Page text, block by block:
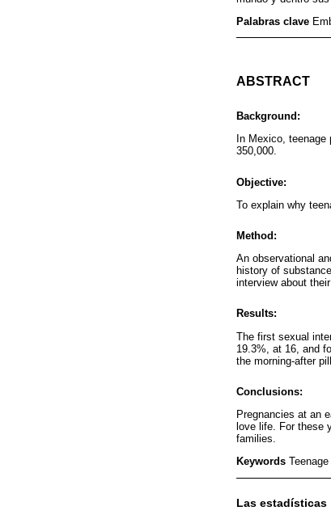
Palabras clave
ABSTRACT
Background:
In Mexico,
350,000.
Objective:
To explain why
Method:
An observational
history of
interview about
Results:
The first sexual
19.3%, at 16, and
the morning-after pill.
Conclusions:
Pregnancies at an
love life. For these
families.
Keywords
Las estadísticas